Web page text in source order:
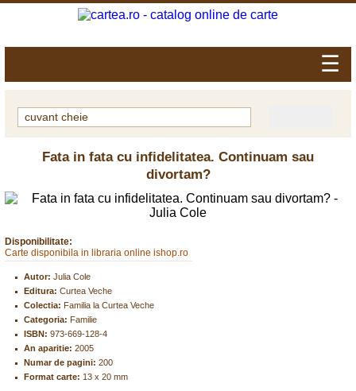
☰
Fata in fata cu infidelitatea. Continuam sau
divortam?
Disponibilitate:
Carte disponibila in libraria online ishop.ro
Autor: Julia Cole
Editura: Curtea Veche
Colectia: Familia la Curtea Veche
Categoria: Familie
ISBN: 973-669-128-4
An aparitie: 2005
Numar de pagini: 200
Format carte: 13 x 20 mm